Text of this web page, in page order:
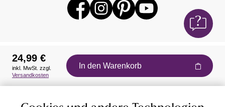
Auszeichnungen
24,99 €
inkl. MwSt. zzgl.
Versandkosten
In den Warenkorb